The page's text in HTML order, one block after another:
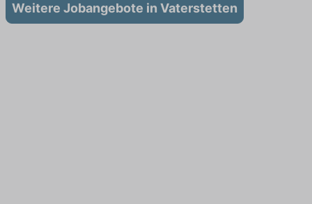
Weitere Jobangebote in Vaterstetten